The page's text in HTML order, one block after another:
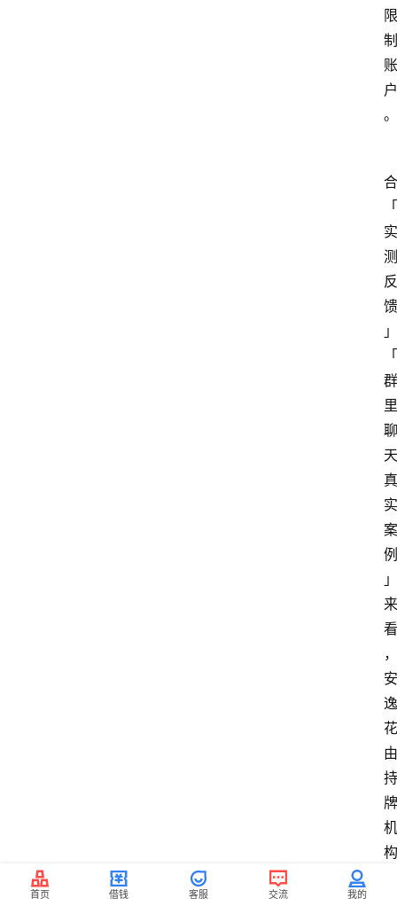
限
制
账
户
。
合
「
实
测
反
馈
」
「
群
里
聊
天
真
实
案
例
」
来
看
，
安
逸
花
由
持
牌
机
构
首页 借钱 客服 交流 我的